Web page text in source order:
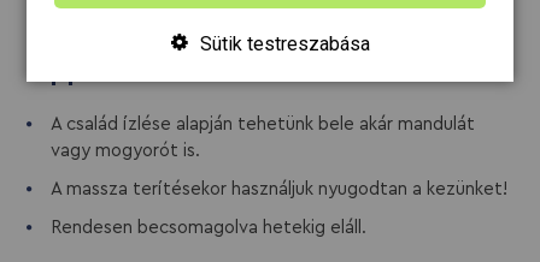
A család ízlése alapján tehetünk bele akár mandulát
vagy mogyorót is.
A massza terítésekor használjuk nyugodtan a kezünket!
Rendesen becsomagolva hetekig eláll.
Sütik testreszabása